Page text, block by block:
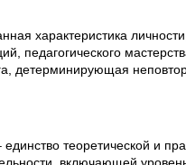
характеристика
педагогического
детерминирующая
теоретической и